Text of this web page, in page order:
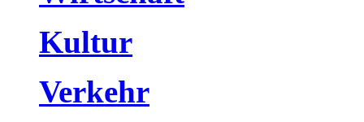
Kultur
Verkehr